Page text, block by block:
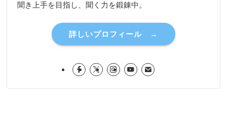
聞き上手を目指し、聞く力を鍛錬中。
詳しいプロフィール →